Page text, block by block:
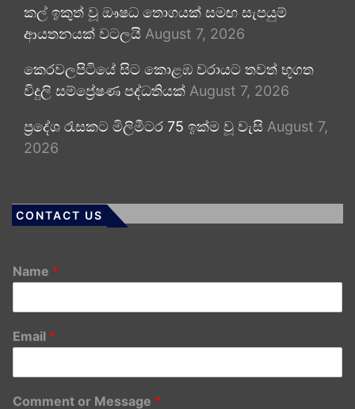
කල් ඉකුත් වූ ඖෂධ තොගයක් සමඟ සැපයුම්
ආයතනයක් වටලයි August 7, 2026
කෙරවලපිටියේ සිට කොළඹ වරායට තවත් භූගත
විදුලි සම්ප්‍රේෂණ පද්ධතියක් August 7, 2026
ප්‍රදේශ රැසකට මිලිමීටර 75 ඉක්ම වූ වැසි August 7,
2026
CONTACT US
Name *
Email *
Comment or Message *